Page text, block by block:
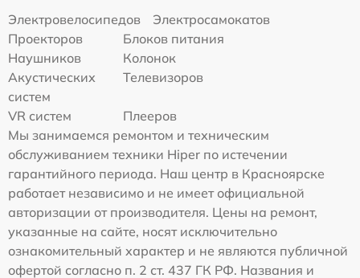
Электровелосипедов
Электросамокатов
Проекторов
Блоков питания
Наушников
Колонок
Акустических
систем
Телевизоров
VR систем
Плееров
Мы занимаемся ремонтом и техническим
обслуживанием техники Hiper по истечении
гарантийного периода. Наш центр в Красноярске
работает независимо и не имеет официальной
авторизации от производителя. Цены на ремонт,
указанные на сайте, носят исключительно
ознакомительный характер и не являются публичной
офертой согласно п. 2 ст. 437 ГК РФ. Названия и